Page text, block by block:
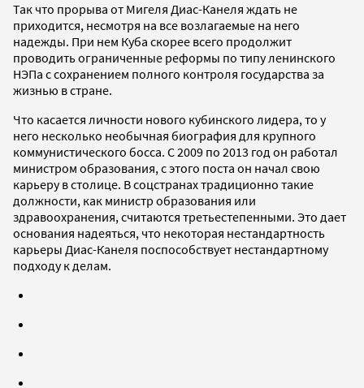
Так что прорыва от Мигеля Диас-Канеля ждать не
приходится, несмотря на все возлагаемые на него
надежды. При нем Куба скорее всего продолжит
проводить ограниченные реформы по типу ленинского
НЭПа с сохранением полного контроля государства за
жизнью в стране.
Что касается личности нового кубинского лидера, то у
него несколько необычная биография для крупного
коммунистического босса. С 2009 по 2013 год он работал
министром образования, с этого поста он начал свою
карьеру в столице. В соцстранах традиционно такие
должности, как министр образования или
здравоохранения, считаются третьестепенными. Это дает
основания надеяться, что некоторая нестандартность
карьеры Диас-Канеля поспособствует нестандартному
подходу к делам.